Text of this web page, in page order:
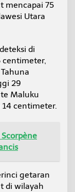
mencapai 75
Utara
di
centimeter,
29
Maluku
centimeter.
Scorpène
getaran
di wilayah